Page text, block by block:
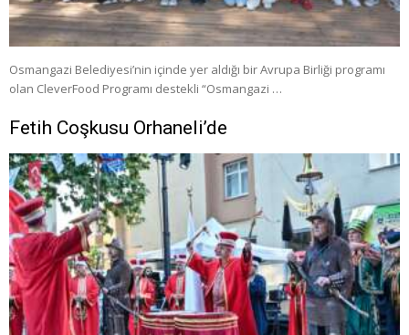
Osmangazi Belediyesi’nin içinde yer aldığı bir Avrupa Birliği programı
olan CleverFood Programı destekli “Osmangazi …
Fetih Coşkusu Orhaneli’de